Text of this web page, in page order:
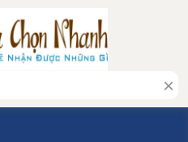
×